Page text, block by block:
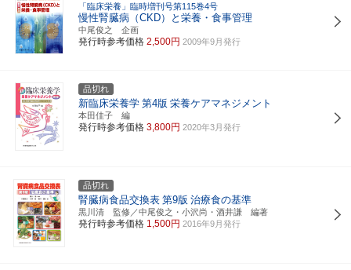
「臨床栄養」臨時増刊号第115巻4号
慢性腎臓病（CKD）と栄養・食事管理
中尾俊之 企画
発行時参考価格 2,500円 2009年9月発行
品切れ
新臨床栄養学 第4版 栄養ケアマネジメント
本田佳子 編
発行時参考価格 3,800円 2020年3月発行
品切れ
腎臓病食品交換表 第9版 治療食の基準
黒川清 監修／中尾俊之・小沢尚・酒井謙 編著
発行時参考価格 1,500円 2016年9月発行